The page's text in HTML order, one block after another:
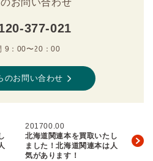
お問い合わせ
377-021
9：00〜20：00
のお問い合わせ
201700.00
北海道関連本を買取いたし
ました！北海道関連本は人
気があります！